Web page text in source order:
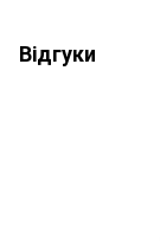
Відгуки